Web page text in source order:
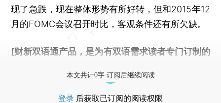
现了急跌，现在整体形势有所好转，但和2015年12
月的FOMC会议召开时比，客观条件还有所欠缺。
[财新双语通产品，是为有双语需求读者专门订制的
本文共计0字 订阅后继续阅读
登录 后获取已订阅的阅读权限